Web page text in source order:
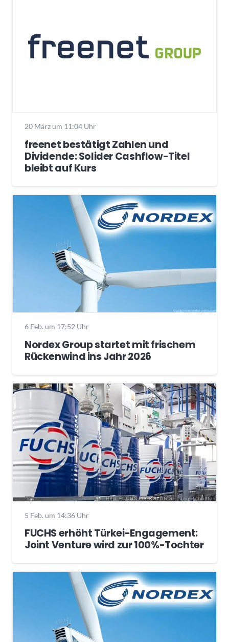
20 März um 11:04 Uhr
freenet bestätigt Zahlen und
Dividende: Solider Cashflow-Titel
bleibt auf Kurs
6 Feb. um 17:52 Uhr
Nordex Group startet mit frischem
Rückenwind ins Jahr 2026
5 Feb. um 14:36 Uhr
FUCHS erhöht Türkei-Engagement:
Joint Venture wird zur 100%-Tochter